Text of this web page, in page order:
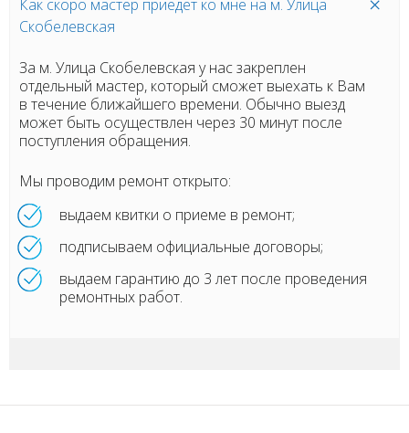
Как скоро мастер приедет ко мне на м. Улица
Скобелевская
За м. Улица Скобелевская у нас закреплен
отдельный мастер, который сможет выехать к Вам
в течение ближайшего времени. Обычно выезд
может быть осуществлен через 30 минут после
поступления обращения.
Мы проводим ремонт открыто:
выдаем квитки о приеме в ремонт;
подписываем официальные договоры;
выдаем гарантию до 3 лет после проведения
ремонтных работ.